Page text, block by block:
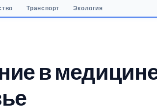
Транспорт Экология
в